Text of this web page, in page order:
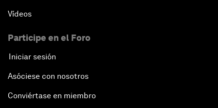
Vídeos
Participe en el Foro
Iniciar sesión
Asóciese con nosotros
Conviértase en miembro